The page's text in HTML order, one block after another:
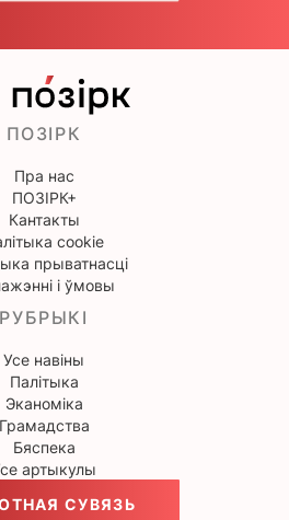
ПОЗІРК
Пра нас
ПОЗІРК+
Кантакты
cookie
прыватнасці
і ўмовы
РУБРЫКІ
Усе навіны
Палітыка
Эканоміка
Грамадства
Бяспека
артыкулы
СУВЯЗЬ